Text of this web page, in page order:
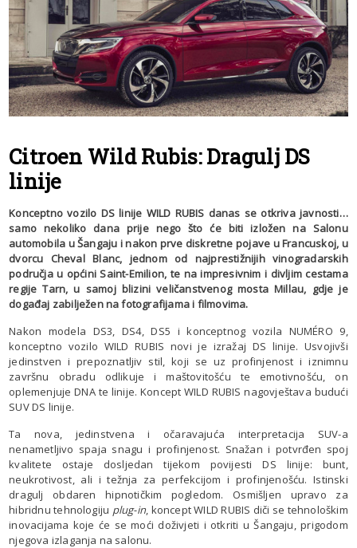
Citroen Wild Rubis: Dragulj DS
linije
Konceptno vozilo DS linije WILD RUBIS danas se otkriva javnosti…
samo nekoliko dana prije nego što će biti izložen na Salonu
automobila u Šangaju i nakon prve diskretne pojave u Francuskoj, u
dvorcu Cheval Blanc, jednom od najprestižnijih vinogradarskih
područja u općini Saint-Emilion, te na impresivnim i divljim cestama
regije Tarn, u samoj blizini veličanstvenog mosta Millau, gdje je
događaj zabilježen na fotografijama i filmovima.
Nakon modela DS3, DS4, DS5 i konceptnog vozila NUMÉRO 9,
konceptno vozilo WILD RUBIS novi je izražaj DS linije. Usvojivši
jedinstven i prepoznatljiv stil, koji se uz profinjenost i iznimnu
završnu obradu odlikuje i maštovitošću te emotivnošću, on
oplemenjuje DNA te linije. Koncept WILD RUBIS nagovještava budući
SUV DS linije.
Ta nova, jedinstvena i očaravajuća interpretacija SUV-a
nenametljivo spaja snagu i profinjenost. Snažan i potvrđen spoj
kvalitete ostaje dosljedan tijekom povijesti DS linije: bunt,
neukrotivost, ali i težnja za perfekcijom i profinjenošću. Istinski
dragulj obdaren hipnotičkim pogledom. Osmišljen upravo za
hibridnu tehnologiju plug-in, koncept WILD RUBIS diči se tehnološkim
inovacijama koje će se moći doživjeti i otkriti u Šangaju, prigodom
njegova izlaganja na salonu.